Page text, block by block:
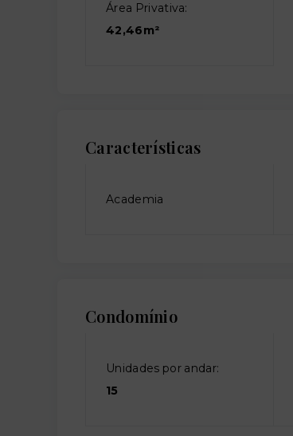
Área Privativa:
42,46m²
Características
Academia
Condomínio
Unidades por andar:
15